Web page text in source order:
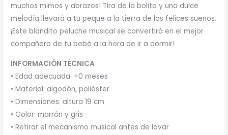
muchos mimos y abrazos! Tira de la bolita y una dulce
melodía llevará a tu peque a la tierra de los felices sueños.
¡Este blandito peluche musical se convertirá en el mejor
compañero de tu bebé a la hora de ir a dormir!
INFORMACIÓN TÉCNICA
• Edad adecuada: +0 meses
• Material: algodón, poliéster
• Dimensiones: altura 19 cm
• Color: marrón y gris
• Retirar el mecanismo musical antes de lavar